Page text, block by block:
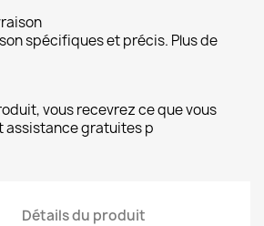
spécifiques et précis. Plus de
vous recevrez ce que vous
assistance gratuites p
Détails du produit